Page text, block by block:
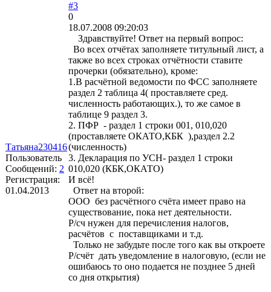
Татьяна230416
Пользователь
Сообщений: 2
Регистрация:
01.04.2013
#3
0
18.07.2008 09:20:03
Здравствуйте! Ответ на первый вопрос:
Во всех отчётах заполняете титульный лист, а
также во всех строках отчётности ставите
прочерки (обязательно), кроме:
1.В расчётной ведомости по ФСС заполняете
раздел 2 таблица 4( проставляете сред.
численность работающих.), то же самое в
таблице 9 раздел 3.
2. ПФР - раздел 1 строки 001, 010,020
(проставляете ОКАТО,КБК ),раздел 2.2
(численность)
3. Декларация по УСН- раздел 1 строки
010,020 (КБК,ОКАТО)
И всё!
Ответ на второй:
ООО без расчётного счёта имеет право на
существование, пока нет деятельности.
Р/сч нужен для перечисления налогов,
расчётов с поставщиками и т.д.
Только не забудьте после того как вы откроете
Р/счёт дать уведомление в налоговую, (если не
ошибаюсь то оно подается не позднее 5 дней
со дня открытия)